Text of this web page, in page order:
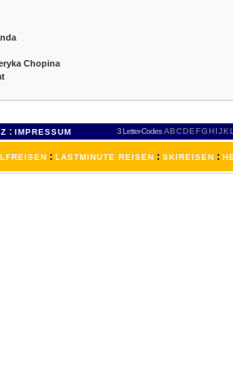
Chopina
: IMPRESSUM 3 Letter-Codes ABCDEFGH IJKL
: LASTMINUTE REISEN : SKIREISEN :